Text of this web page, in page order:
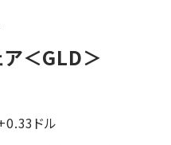
ア＜GLD＞
ドル